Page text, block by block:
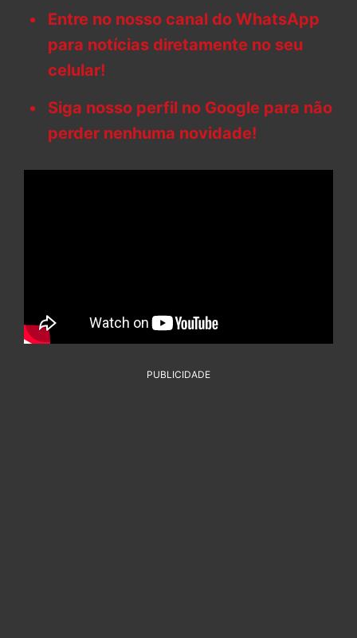
Entre no nosso canal do WhatsApp
para notícias diretamente no seu
celular!
Siga nosso perfil no Google para não
perder nenhuma novidade!
PUBLICIDADE